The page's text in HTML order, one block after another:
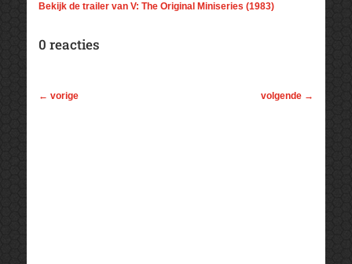
Bekijk de trailer van V: The Original Miniseries (1983)
0 reacties
← vorige volgende →